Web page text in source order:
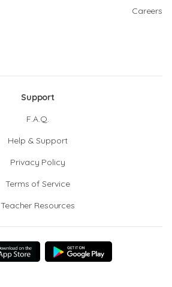
Careers
Support
F.A.Q.
Help & Support
Privacy Policy
Terms of Service
Teacher Resources